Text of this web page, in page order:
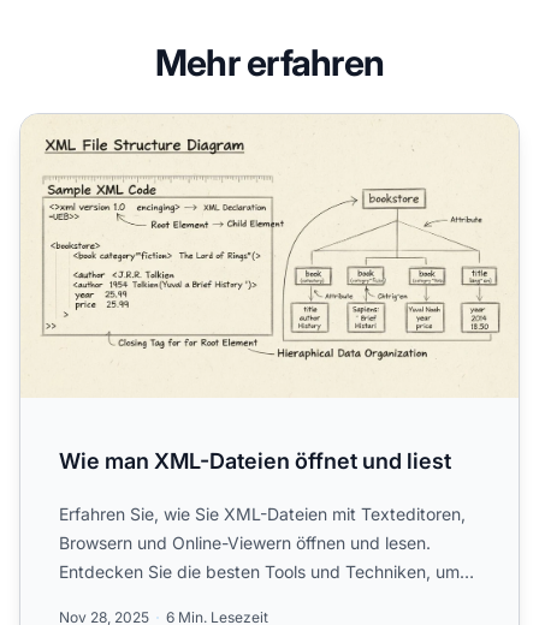
Mehr erfahren
Wie man XML-Dateien öffnet und liest
Wie man XML-Dateien öffnet und liest
Erfahren Sie, wie Sie XML-Dateien mit Texteditoren,
Browsern und Online-Viewern öffnen und lesen.
Entdecken Sie die besten Tools und Techniken, um
Nov 28, 2025 6 Min. Lesezeit